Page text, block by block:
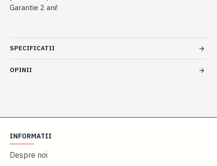
Garantie 2 ani!
SPECIFICATII
OPINII
INFORMATII
Despre noi